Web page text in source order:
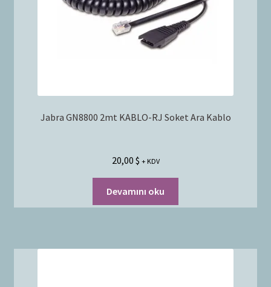
Jabra GN8800 2mt KABLO-RJ Soket Ara Kablo
20,00 $ + KDV
Devamını oku